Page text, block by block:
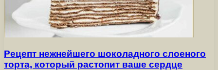
Рецепт нежнейшего шоколадного слоеного
торта, который растопит ваше сердце